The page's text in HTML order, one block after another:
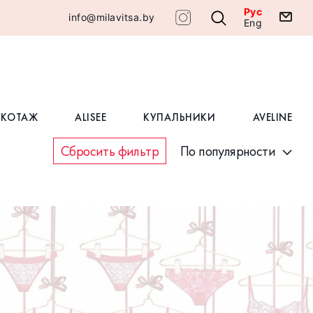
info@milavitsa.by
Рус
Eng
ALISEE КУПАЛЬНИКИ AVELINE
Сбросить фильтр По популярности